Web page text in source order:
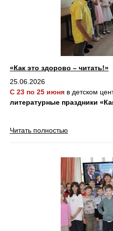
«Как это здорово – читать!»
25.06.2026
С 23 по 25 июня в детском
литературные праздники
Читать полностью